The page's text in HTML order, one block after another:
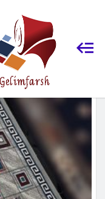
محصولات برچسب